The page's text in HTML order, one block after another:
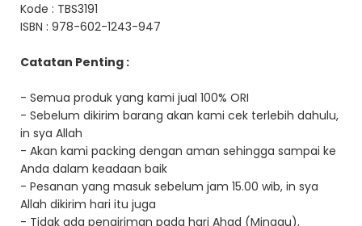
Kode : TBS3191
ISBN : 978-602-1243-947
Catatan Penting :
- Semua produk yang kami jual 100% ORI
- Sebelum dikirim barang akan kami cek terlebih dahulu,
in sya Allah
- Akan kami packing dengan aman sehingga sampai ke
Anda dalam keadaan baik
- Pesanan yang masuk sebelum jam 15.00 wib, in sya
Allah dikirim hari itu juga
- Tidak ada pengiriman pada hari Ahad (Minggu),